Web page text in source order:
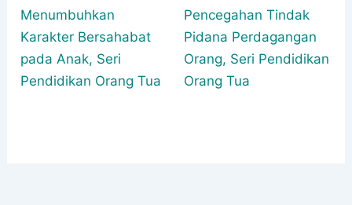
Menumbuhkan
Karakter Bersahabat
pada Anak, Seri
Pendidikan Orang Tua
Pencegahan Tindak
Pidana Perdagangan
Orang, Seri Pendidikan
Orang Tua